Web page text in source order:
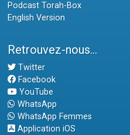
Podcast Torah-Box
English Version
Retrouvez-nous...
Twitter
Facebook
YouTube
WhatsApp
WhatsApp Femmes
Application iOS